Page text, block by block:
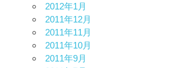
2012年1月
2011年12月
2011年11月
2011年10月
2011年9月